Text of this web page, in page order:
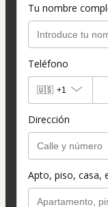
Tu nombre
Teléfono
🇺🇸 +1
Dirección
Apto, piso, casa,